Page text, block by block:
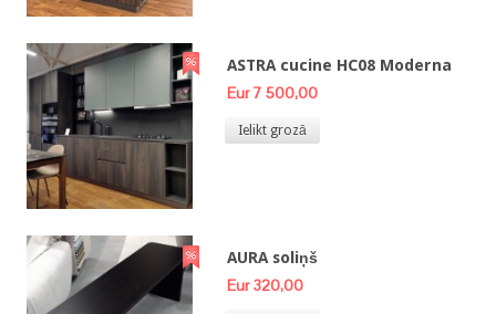
ASTRA cucine HC08 Moderna
Eur 7 500,00
Ielikt grozā
AURA soliņš
Eur 320,00